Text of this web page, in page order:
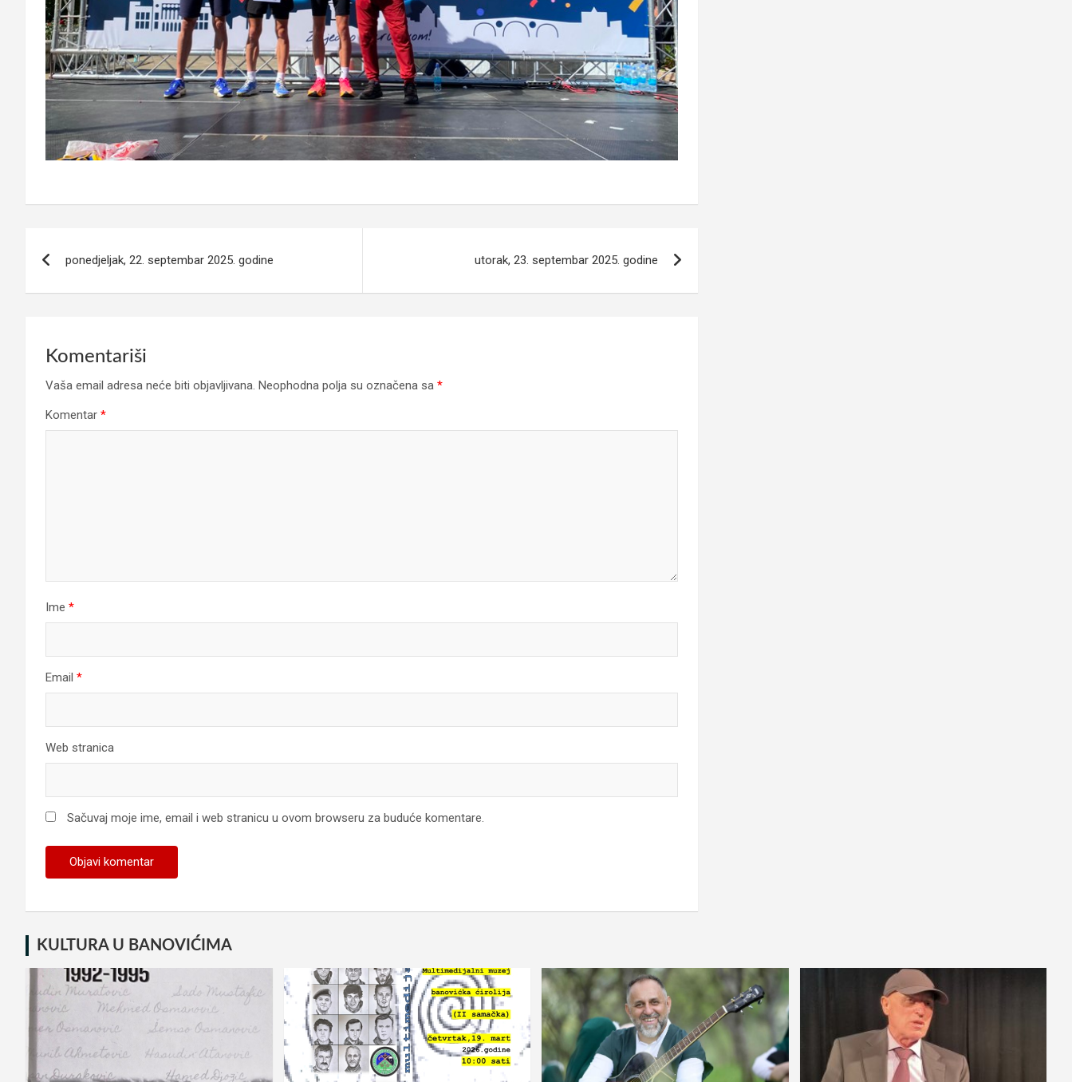
ponedjeljak, 22. septembar 2025. godine utorak, 23. septembar 2025. godine
Komentariši
Vaša email adresa neće biti objavljivana. Neophodna polja su označena sa *
Komentar *
Ime *
Email *
Web stranica
Sačuvaj moje ime, email i web stranicu u ovom browseru za buduće komentare.
KULTURA U BANOVIĆIMA